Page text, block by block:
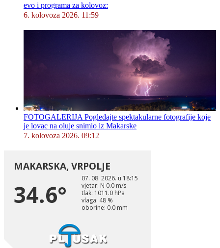
evo i programa za kolovoz:
6. kolovoza 2026. 11:59
FOTOGALERIJA Pogledajte spektakularne fotografije koje
je lovac na oluje snimio iz Makarske
7. kolovoza 2026. 09:12